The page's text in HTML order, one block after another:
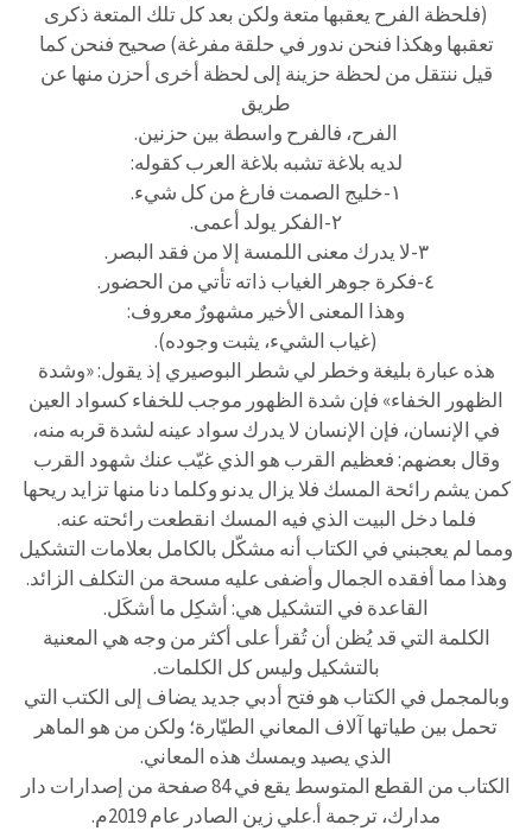
(فلحظة الفرح يعقبها متعة ولكن بعد كل تلك المتعة ذكرى
تعقبها وهكذا فنحن ندور في حلقة مفرغة) صحيح فنحن كما
قيل ننتقل من لحظة حزينة إلى لحظة أخرى أحزن منها عن
طريق
الفرح، فالفرح واسطة بين حزنين.
لديه بلاغة تشبه بلاغة العرب كقوله:
١-خليج الصمت فارغ من كل شيء.
٢-الفكر يولد أعمى.
٣-لا يدرك معنى اللمسة إلا من فقد البصر.
٤-فكرة جوهر الغياب ذاته تأتي من الحضور.
وهذا المعنى الأخير مشهورٌ معروف:
(غياب الشيء، يثبت وجوده).
هذه عبارة بليغة وخطر لي شطر البوصيري إذ يقول: «وشدة
الظهور الخفاء» فإن شدة الظهور موجب للخفاء كسواد العين
في الإنسان، فإن الإنسان لا يدرك سواد عينه لشدة قربه منه،
وقال بعضهم: فعظيم القرب هو الذي غيّب عنك شهود القرب
كمن يشم رائحة المسك فلا يزال يدنو وكلما دنا منها تزايد ريحها
فلما دخل البيت الذي فيه المسك انقطعت رائحته عنه.
ومما لم يعجبني في الكتاب أنه مشكّل بالكامل بعلامات التشكيل
وهذا مما أفقده الجمال وأضفى عليه مسحة من التكلف الزائد.
القاعدة في التشكيل هي: أشكِل ما أشكَل.
الكلمة التي قد يُظن أن تُقرأ على أكثر من وجه هي المعنية
بالتشكيل وليس كل الكلمات.
وبالمجمل في الكتاب هو فتح أدبي جديد يضاف إلى الكتب التي
تحمل بين طياتها آلاف المعاني الطيّارة؛ ولكن من هو الماهر
الذي يصيد ويمسك هذه المعاني.
الكتاب من القطع المتوسط يقع في 84 صفحة من إصدارات دار
مدارك، ترجمة أ.علي زين الصادر عام 2019م.